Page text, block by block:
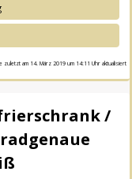
am 14. März 2019 um 14:11 Uhr aktualisiert
/